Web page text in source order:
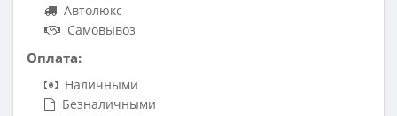
Автолюкс
Самовывоз
Оплата:
Наличными
Безналичными